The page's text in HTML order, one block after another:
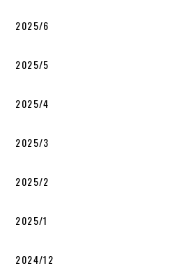
2025/6
2025/5
2025/4
2025/3
2025/2
2025/1
2024/12